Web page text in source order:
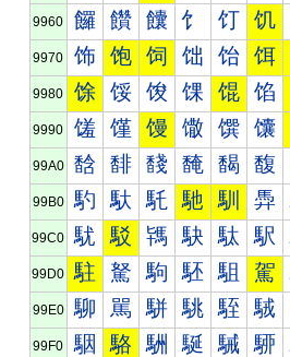
9960 饠 饡 饢 饣 饤 饥
9970 饰 饱 饲 饳 饴 饵
9980 馀 馁 馂 馃 馄 馅
9990 馐 馑 馒 馓 馔 馕
99A0 馠 馡 馢 馣 馤 馥
99B0 馰 馱 馲 馳 馴 馵
99C0 駀 駁 駂 駃 駄 駅
99D0 駐 駑 駒 駓 駔 駕
99E0 駠 駡 駢 駣 駤 駥
99F0 駰 駱 駲 駳 駴 駵